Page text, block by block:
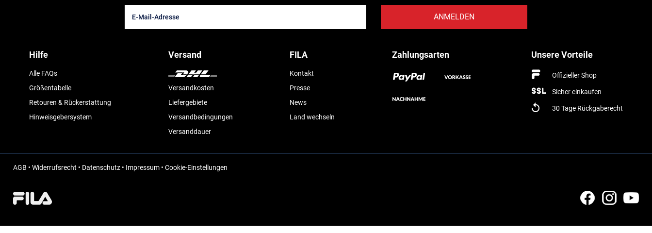
ANMELDEN
Hilfe
Alle FAQs
Größentabelle
Retouren & Rückerstattung
Hinweisgebersystem
Versand
Versandkosten
Liefergebiete
Versandbedingungen
Versanddauer
FILA
Kontakt
Presse
News
Land wechseln
Zahlungsarten Unsere Vorteile
Offizieller Shop
Sicher einkaufen
30 Tage Rückgaberecht
AGB • Widerrufsrecht • Datenschutz• Impressum• Cookie-Einstellungen